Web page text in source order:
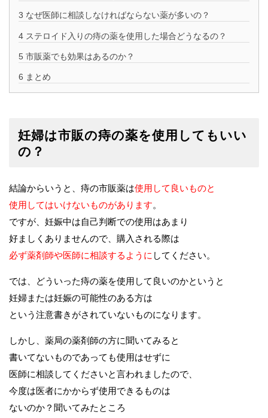
3 なぜ医師に相談しなければならない薬が多いの？
4 ステロイド入りの痔の薬を使用した場合どうなるの？
5 市販薬でも効果はあるのか？
6 まとめ
妊婦は市販の痔の薬を使用してもいい
の？
結論からいうと、痔の市販薬は使用して良いものと
使用してはいけないものがあります。
ですが、妊娠中は自己判断での使用はあまり
好ましくありませんので、購入される際は
必ず薬剤師や医師に相談するように してください。
では、どういった痔の薬を使用して良いのかというと
妊婦または妊娠の可能性のある方は
という注意書きがされていないものになります。
しかし、薬局の薬剤師の方に聞いてみると
書いてないものであっても使用はせずに
医師に相談してくださいと言われましたので、
今度は医者にかからず使用できるものは
ないのか？聞いてみたところ